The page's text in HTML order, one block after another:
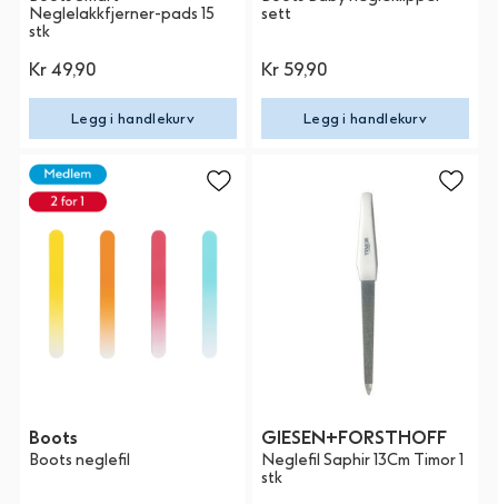
Neglelakkfjerner-pads 15
stk
Kr 49,90
Legg i handlekurv
sett
Kr 59,90
Legg i handlekurv
Boots
Boots neglefil
GIESEN+FORSTHOFF
Neglefil Saphir 13Cm Timor 1
stk